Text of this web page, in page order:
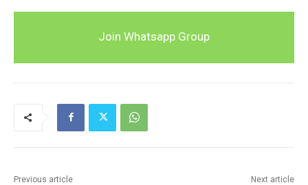
Join Whatsapp Group
Previous article Next article